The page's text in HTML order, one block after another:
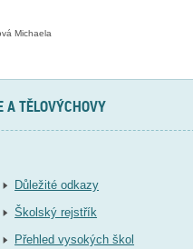
Michaela
TĚLOVÝCHOVY
Důležité odkazy
Školský rejstřík
Přehled vysokých škol